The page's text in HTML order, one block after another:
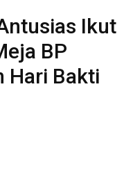
Ikut
BP
Hari Bakti